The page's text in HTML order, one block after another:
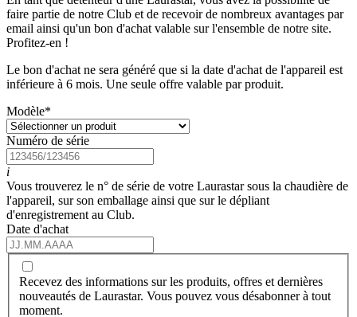
faire partie de notre Club et de recevoir de nombreux avantages par
email ainsi qu'un bon d'achat valable sur l'ensemble de notre site.
Profitez-en !
Le bon d'achat ne sera généré que si la date d'achat de l'appareil est
inférieure à 6 mois. Une seule offre valable par produit.
Modèle*
Numéro de série
i
Vous trouverez le n° de série de votre Laurastar sous la chaudière de
l'appareil, sur son emballage ainsi que sur le dépliant
d'enregistrement au Club.
Date d'achat
Recevez des informations sur les produits, offres et dernières
nouveautés de Laurastar. Vous pouvez vous désabonner à tout
moment.